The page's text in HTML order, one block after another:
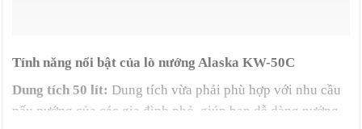
Tính năng nổi bật của lò nướng Alaska KW-50C
Dung tích 50 lít: Dung tích vừa phải phù hợp với nhu cầu
nấu nướng của các gia đình nhỏ, giúp bạn dễ dàng nướng